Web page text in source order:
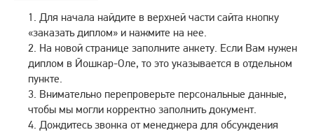
Для начала найдите в верхней части сайта кнопку
«заказать диплом» и нажмите на нее.
На новой странице заполните анкету. Если Вам нужен
диплом в Йошкар-Оле, то это указывается в отдельном
пункте.
Внимательно перепроверьте персональные данные,
чтобы мы могли корректно заполнить документ.
Дождитесь звонка от менеджера для обсуждения